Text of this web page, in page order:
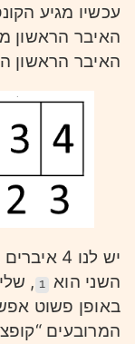
עכשיו מגיע
האיבר הראשון
האיבר הראשון
יש לנו 4 איברים ברשימה, כאשר הראשון הוא
השני הוא 1
,
באופן פשוט
המרובעים